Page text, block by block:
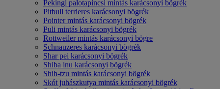
Pekingi palotapincsi mintás karácsonyi bögrék
Pitbull terrieres karácsonyi bögrék
Pointer mintás karácsonyi bögrék
Puli mintás karácsonyi bögrék
Rottweiler mintás karácsonyi bögre
Schnauzeres karácsonyi bögrék
Shar pei karácsonyi bögrék
Shiba inu karácsonyi bögrék
Shih-tzu mintás karácsonyi bögrék
Skót juhászkutya mintás karácsonyi bögrék